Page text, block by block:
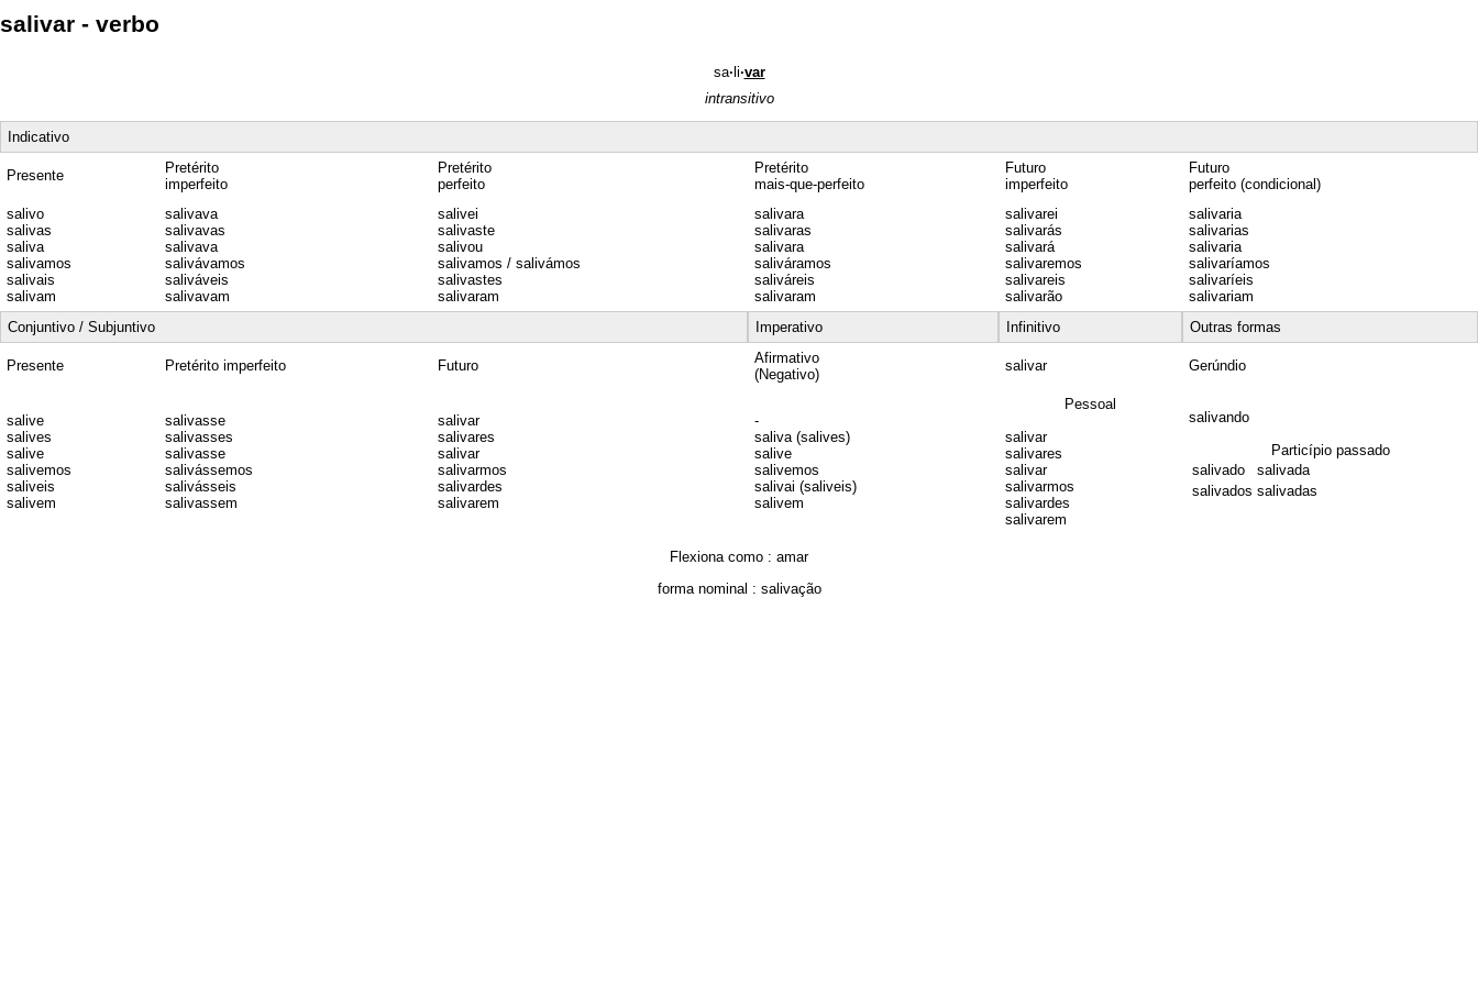
salivar - verbo
sa· li·var
intransitivo
Indicativo
Presente
Pretérito
imperfeito
Pretérito
perfeito
Pretérito
mais-que-perfeito
Futuro
imperfeito
Futuro
perfeito (condicional)
salivo
salivas
saliva
salivamos
salivais
salivam
salivava
salivavas
salivava
salivávamos
saliváveis
salivavam
salivei
salivaste
salivou
salivamos / salivámos
salivastes
salivaram
salivara
salivaras
salivara
saliváramos
saliváreis
salivaram
salivarei
salivarás
salivará
salivaremos
salivareis
salivarão
salivaria
salivarias
salivaria
salivaríamos
salivaríeis
salivariam
Conjuntivo / Subjuntivo
Imperativo Infinitivo Outras formas
Presente Pretérito imperfeito Futuro
Afirmativo
(Negativo)
salivar Gerúndio
salive
salives
salive
salivemos
saliveis
salivem
salivasse
salivasses
salivasse
salivássemos
salivásseis
salivassem
salivar
salivares
salivar
salivarmos
salivardes
salivarem
-
saliva (salives)
salive
salivemos
salivai (saliveis)
salivem
Pessoal
salivar
salivares
salivar
salivarmos
salivardes
salivarem
salivando
Particípio passado
salivado
salivada
salivados salivadas
Flexiona como : amar
forma nominal : salivação